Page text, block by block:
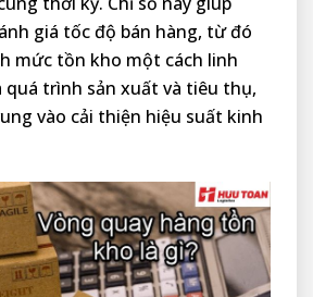
giá tốc độ bán hàng, từ đó
mức tồn kho một cách linh
trình sản xuất và tiêu thụ,
vào cải thiện hiệu suất kinh